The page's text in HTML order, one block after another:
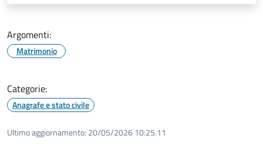
Argomenti:
Matrimonio
Categorie:
Anagrafe e stato civile
Ultimo aggiornamento: 20/05/2026 10:25.11